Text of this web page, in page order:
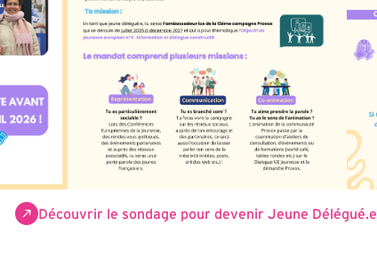
Découvrir le sondage pour devenir Jeune Délégué.e